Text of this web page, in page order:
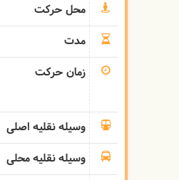
محل حرکت
مدت
زمان حرکت
وسیله نقلیه اصلی
وسیله نقلیه محلی